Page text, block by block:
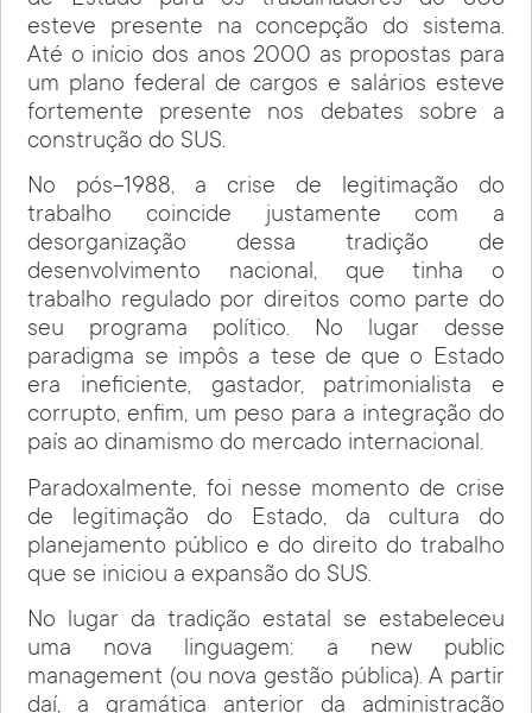
esteve presente na concepção do sistema.
Até o início dos anos 2000 as propostas para
um plano federal de cargos e salários esteve
fortemente presente nos debates sobre a
construção do SUS.
No pós-1988, a crise de legitimação do
trabalho coincide justamente com a
desorganização dessa tradição de
desenvolvimento nacional, que tinha o
trabalho regulado por direitos como parte do
seu programa político. No lugar desse
paradigma se impôs a tese de que o Estado
era ineficiente, gastador, patrimonialista e
corrupto, enfim, um peso para a integração do
país ao dinamismo do mercado internacional.
Paradoxalmente, foi nesse momento de crise
de legitimação do Estado, da cultura do
planejamento público e do direito do trabalho
que se iniciou a expansão do SUS.
No lugar da tradição estatal se estabeleceu
uma nova linguagem: a new public
management (ou nova gestão pública). A partir
daí, a gramática anterior da administração